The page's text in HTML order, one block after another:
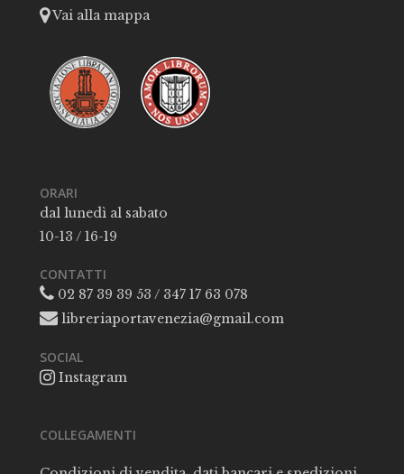
Vai alla mappa
ORARI
dal lunedì al sabato
10-13 / 16-19
CONTATTI
02 87 39 39 53 / 347 17 63 078
libreriaportavenezia@gmail.com
SOCIAL
Instagram
COLLEGAMENTI